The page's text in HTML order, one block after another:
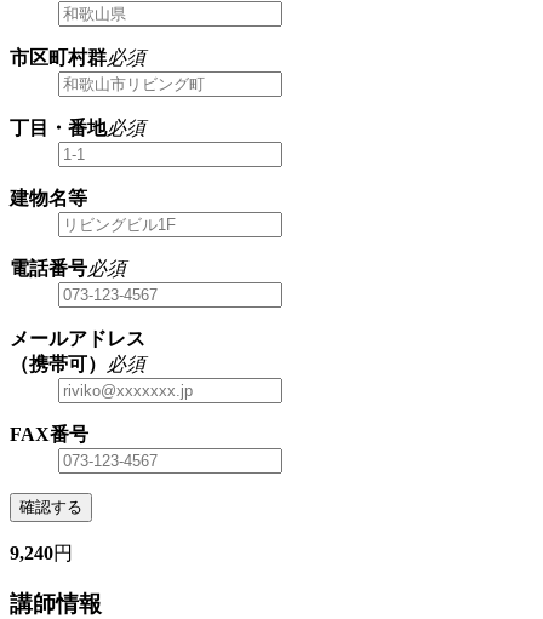
市区町村群必須
丁目・番地必須
建物名等
電話番号必須
メールアドレス
（携帯可）
必須
FAX番号
確認する
9,240円
講師情報